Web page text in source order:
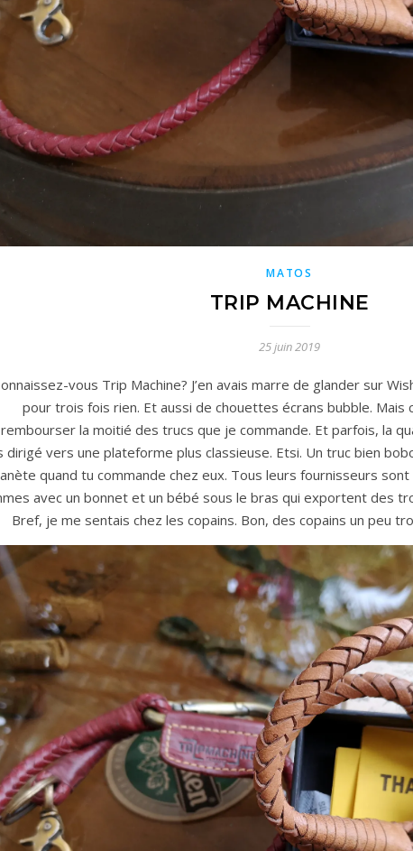
MATOS
TRIP MACHINE
25 juin 2019
onnaissez-vous Trip Machine? J’en avais marre de glander sur
pour trois fois rien. Et aussi de chouettes écrans bubble. Mais
rembourser la moitié des trucs que je commande. Et parfois, la
dirigé vers une plateforme plus classieuse. Etsi. Un truc bien
quand tu commande chez eux. Tous leurs fournisseurs
avec un bonnet et un bébé sous le bras qui exportent des
Bref, je me sentais chez les copains. Bon, des copains un peu